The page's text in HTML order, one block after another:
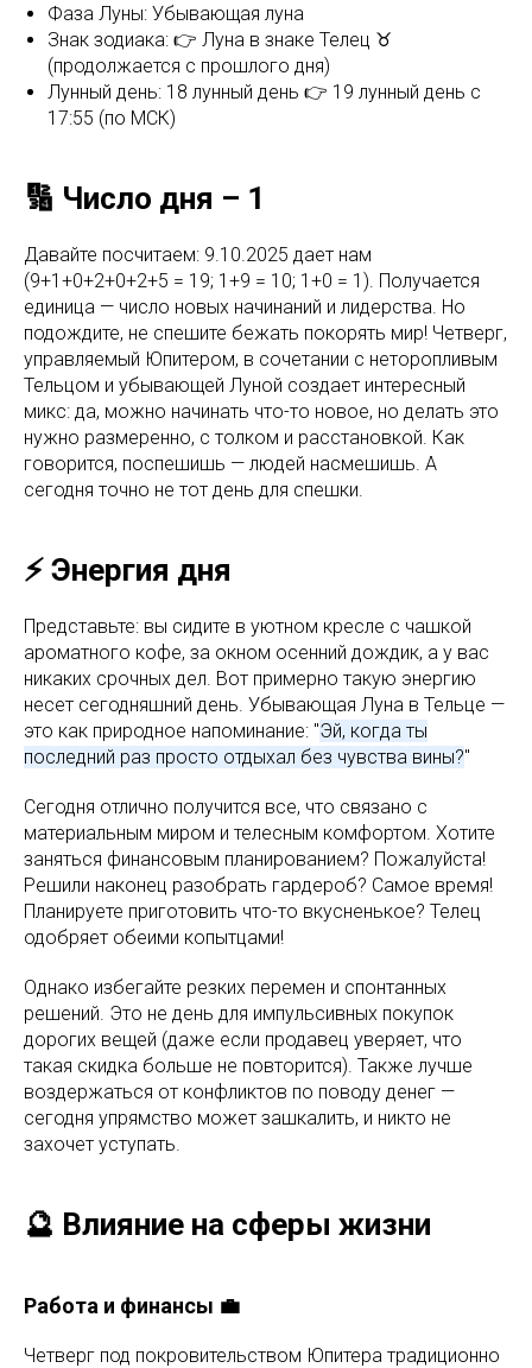
Фаза Луны: Убывающая луна
Знак зодиака: 👉 Луна в знаке Телец ♉
(продолжается с прошлого дня)
Лунный день: 18 лунный день 👉 19 лунный день c
17:55 (по МСК)
🔢 Число дня – 1
Давайте посчитаем: 9.10.2025 дает нам
(9+1+0+2+0+2+5 = 19; 1+9 = 10; 1+0 = 1). Получается
единица — число новых начинаний и лидерства. Но
подождите, не спешите бежать покорять мир! Четверг,
управляемый Юпитером, в сочетании с неторопливым
Тельцом и убывающей Луной создает интересный
микс: да, можно начинать что-то новое, но делать это
нужно размеренно, с толком и расстановкой. Как
говорится, поспешишь — людей насмешишь. А
сегодня точно не тот день для спешки.
⚡️ Энергия дня
Представьте: вы сидите в уютном кресле с чашкой
ароматного кофе, за окном осенний дождик, а у вас
никаких срочных дел. Вот примерно такую энергию
несет сегодняшний день. Убывающая Луна в Тельце —
это как природное напоминание: "Эй, когда ты
последний раз просто отдыхал без чувства вины?"
Сегодня отлично получится все, что связано с
материальным миром и телесным комфортом. Хотите
заняться финансовым планированием? Пожалуйста!
Решили наконец разобрать гардероб? Самое время!
Планируете приготовить что-то вкусненькое? Телец
одобряет обеими копытцами!
Однако избегайте резких перемен и спонтанных
решений. Это не день для импульсивных покупок
дорогих вещей (даже если продавец уверяет, что
такая скидка больше не повторится). Также лучше
воздержаться от конфликтов по поводу денег —
сегодня упрямство может зашкалить, и никто не
захочет уступать.
🔮 Влияние на сферы жизни
Работа и финансы 💼
Четверг под покровительством Юпитера традиционно